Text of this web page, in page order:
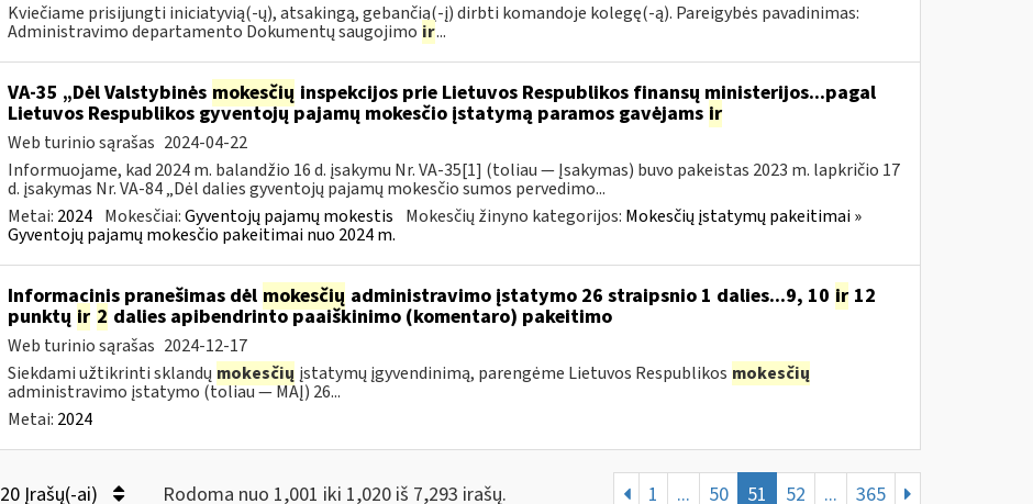
Kviečiame prisijungti iniciatyvią(-ų), atsakingą, gebančią(-į) dirbti komandoje kolegę(-ą). Pareigybės pavadinimas:
Administravimo departamento Dokumentų saugojimo ir...
VA-35 „Dėl Valstybinės mokesčių inspekcijos prie Lietuvos Respublikos finansų ministerijos...pagal
Lietuvos Respublikos gyventojų pajamų mokesčio įstatymą paramos gavėjams ir
Web turinio sąrašas 2024-04-22
Informuojame, kad 2024 m. balandžio 16 d. įsakymu Nr. VA-35[1] (toliau — Įsakymas) buvo pakeistas 2023 m. lapkričio 17
d. įsakymas Nr. VA-84 „Dėl dalies gyventojų pajamų mokesčio sumos pervedimo...
Metai: 2024 Mokesčiai:Gyventojų pajamų mokestis Mokesčių žinyno kategorijos: Mokesčių įstatymų pakeitimai »
Gyventojų pajamų mokesčio pakeitimai nuo 2024 m.
Informacinis pranešimas dėl mokesčių administravimo įstatymo 26 straipsnio 1 dalies...9, 10 ir12
punktų ir 2 dalies apibendrinto paaiškinimo (komentaro) pakeitimo
Web turinio sąrašas 2024-12-17
Siekdami užtikrinti sklandų mokesčių įstatymų įgyvendinimą, parengėme Lietuvos Respublikos mokesčių
administravimo įstatymo (toliau — MAĮ) 26...
Metai: 2024
20 Įrašų(-ai) Rodoma nuo 1,001 iki 1,020 iš 7,293 irašų. 1 ... 50 51 52 ... 365